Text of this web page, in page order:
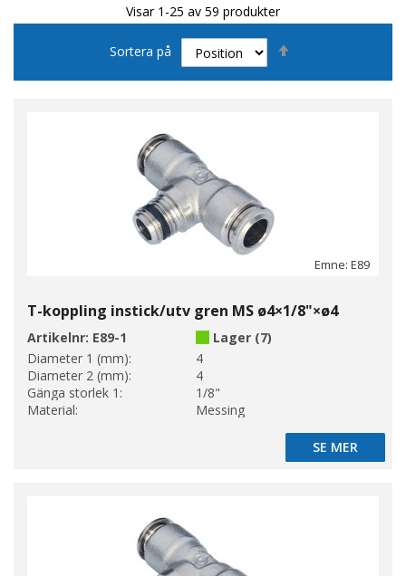
Visar 1-25 av 59 produkter
Sortera på
Emne: E89
T-koppling instick/utv gren MS ø4×1/8"×ø4
Artikelnr: E89-1
Lager (7)
Diameter 1 (mm):
4
Diameter 2 (mm):
4
Gänga storlek 1:
1/8"
Material:
Messing
SE MER
SE MER